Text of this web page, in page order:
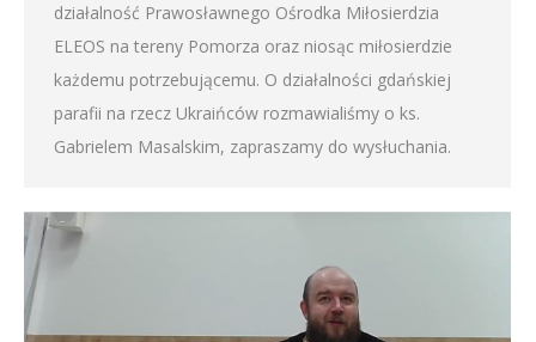
działalność Prawosławnego Ośrodka Miłosierdzia
ELEOS na tereny Pomorza oraz niosąc miłosierdzie
każdemu potrzebującemu. O działalności gdańskiej
parafii na rzecz Ukraińców rozmawialiśmy o ks.
Gabrielem Masalskim, zapraszamy do wysłuchania.